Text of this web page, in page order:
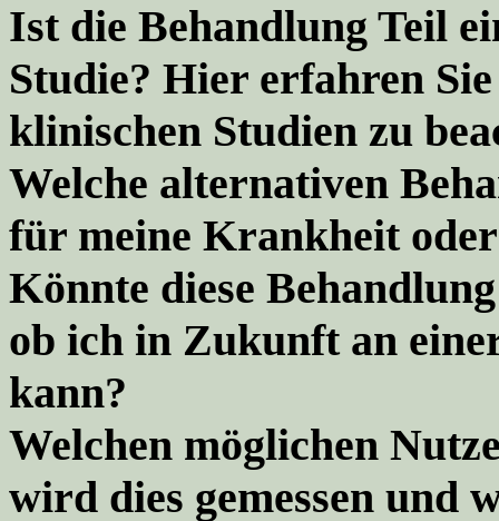
Ist die Behandlung Teil
Studie? Hier erfahren
klinischen Studien zu
Welche alternativen
für meine Krankheit
Könnte diese
ob ich in Zukunft an
kann?
Welchen möglichen
wird dies gemessen und